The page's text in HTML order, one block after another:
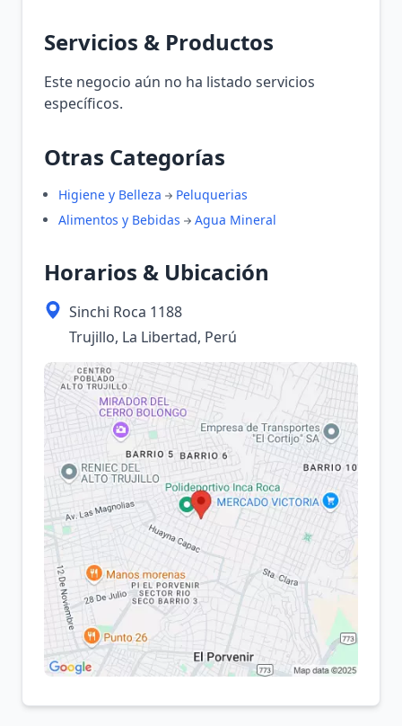
Servicios & Productos
Este negocio aún no ha listado servicios
específicos.
Otras Categorías
Higiene y Belleza
Peluquerias
Alimentos y Bebidas
Agua Mineral
Horarios & Ubicación
Sinchi Roca 1188
Trujillo, La Libertad, Perú